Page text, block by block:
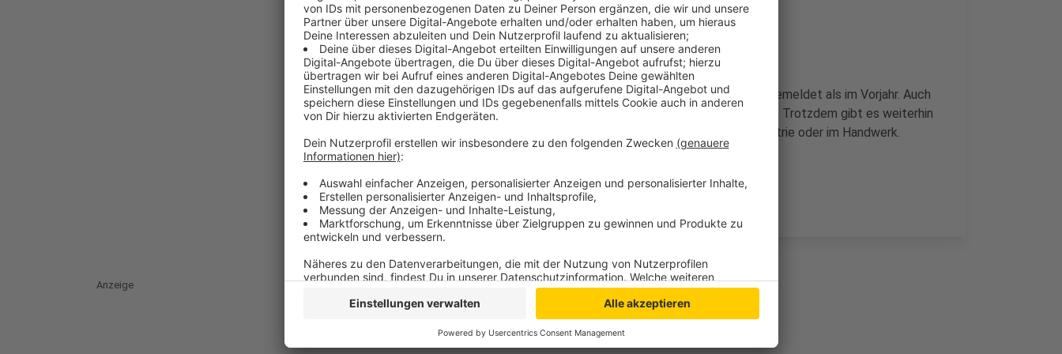
Anzeige
Seit Herbst haben sich im Kreis Kleve etwas weniger Bewerber gemeldet als im Vorjahr. Auch
die Zahl der angebotenen Ausbildungsstellen ist zurückgegangen. Trotzdem gibt es weiterhin
freie Plätze in vielen Berufen – etwa im Einzelhandel, in der Industrie oder im Handwerk.
Anzeige